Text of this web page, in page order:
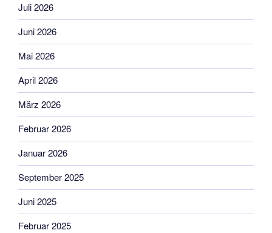
Juli 2026
Juni 2026
Mai 2026
April 2026
März 2026
Februar 2026
Januar 2026
September 2025
Juni 2025
Februar 2025